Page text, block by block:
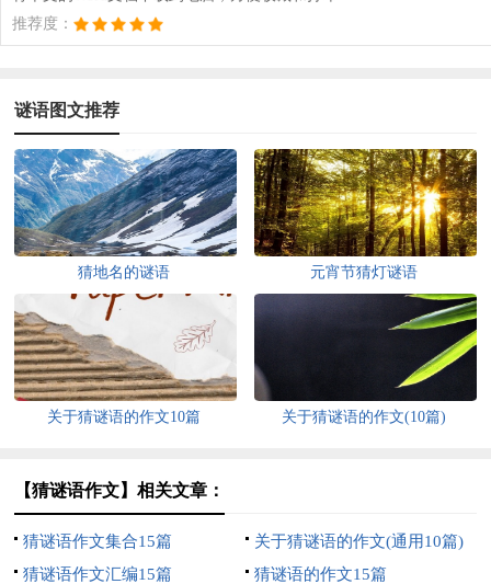
推荐度：
谜语图文推荐
猜地名的谜语 元宵节猜灯谜语
关于猜谜语的作文10篇 关于猜谜语的作文(10篇)
【猜谜语作文】相关文章：
猜谜语作文集合15篇
关于猜谜语的作文(通用10篇)
猜谜语作文汇编15篇
猜谜语的作文15篇